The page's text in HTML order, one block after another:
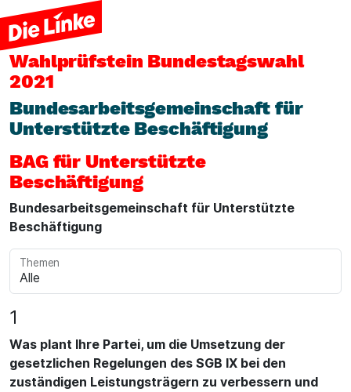
Wahlprüfstein Bundestagswahl
2021
Bundesarbeitsgemeinschaft für
Unterstützte Beschäftigung
BAG für Unterstützte
Beschäftigung
Bundesarbeitsgemeinschaft für Unterstützte
Beschäftigung
Themen
1
Was plant Ihre Partei, um die Umsetzung der
gesetzlichen Regelungen des SGB IX bei den
zuständigen Leistungsträgern zu verbessern und